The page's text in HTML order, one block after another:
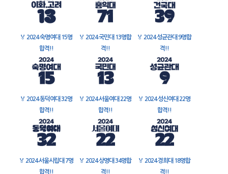
🏅 2024 숙명여대 15명
합격!!
🏅 2024 국민대 13명합
격!!
🏅 2024 성균관대 9명합
격!!
🏅 2024 동덕여대 32명
합격!!
🏅 2024 서울여대 22명
합격!!
🏅 2024 성신여대 22명
합격!!
🏅 2024 서울시립대 7명
합격!!
🏅 2024 상명대 34명합
격!!
🏅 2024 경희대 18명합
격!!